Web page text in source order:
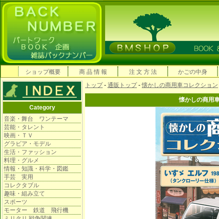
ショップ概要 商 品 情 報 注 文 方 法 かごの中身
Category
音楽・舞台 ワンテーマ
芸能・タレント
映画・ＴＶ
グラビア・モデル
生活・ファッション
料理・グルメ
情報・知識・科学・図鑑
手芸 実用
コレクタブル
趣味・組み立て
スポーツ
モーター 鉄道 飛行機
トップ- 通販トップ- 懐かしの商用車コレクション
懐かしの商用